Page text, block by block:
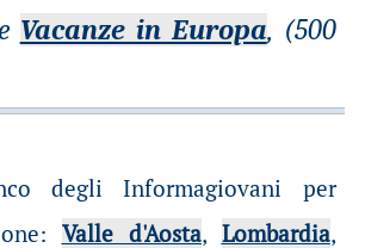
Vacanze in Europa, (500
degli Informagiovani per
: Valle d'Aosta, Lombardia,